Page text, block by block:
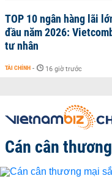
TOP 10 ngân hàng lãi
đầu năm 2026:
tư nhân
TÀI CHÍNH - 16 giờ trước
Cán cân